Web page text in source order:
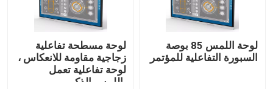
لوحة اللمس 85 بوصة
السبورة التفاعلية للمؤتمر
لوحة مسطحة تفاعلية
زجاجية مقاومة للانعكاس ،
لوحة تفاعلية تعمل
باللمس الذكي